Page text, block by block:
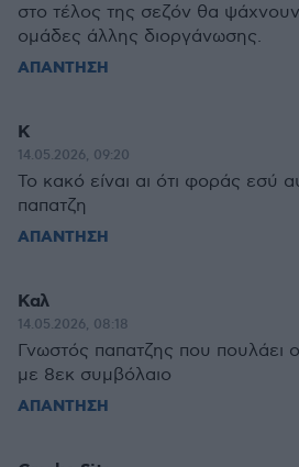
στο τέλος της σεζόν θα
ομάδες άλλης διοργάνωσης.
ΑΠΑΝΤΗΣΗ
Κ
14.05.2026, 09:20
Το κακό είναι αι ότι φοράς εσύ
παπατζη
ΑΠΑΝΤΗΣΗ
Καλ
14.05.2026, 08:18
Γνωστός παπατζης που πουλάει
με 8εκ συμβόλαιο
ΑΠΑΝΤΗΣΗ